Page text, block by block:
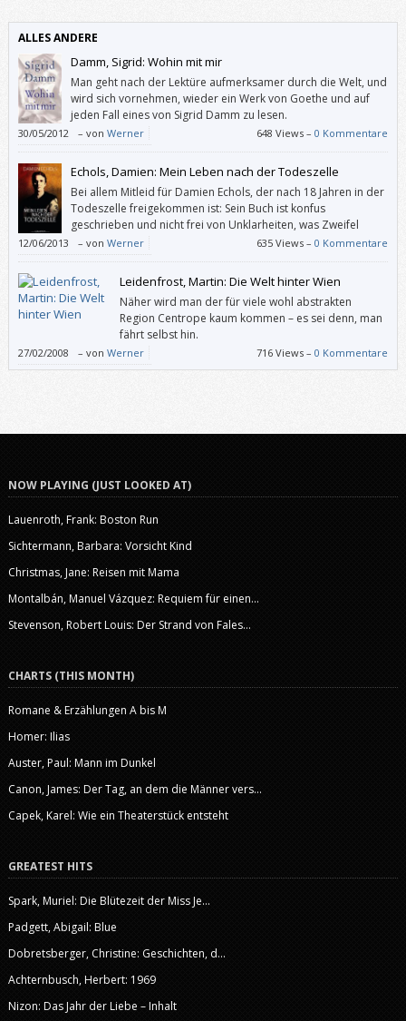
ALLES ANDERE
Damm, Sigrid: Wohin mit mir
Man geht nach der Lektüre aufmerksamer durch die Welt, und
wird sich vornehmen, wieder ein Werk von Goethe und auf
jeden Fall eines von Sigrid Damm zu lesen.
30/05/2012 – von Werner 648 Views –0 Kommentare
Echols, Damien: Mein Leben nach der Todeszelle
Bei allem Mitleid für Damien Echols, der nach 18 Jahren in der
Todeszelle freigekommen ist: Sein Buch ist konfus
geschrieben und nicht frei von Unklarheiten, was Zweifel
aufkommen lässt. Es wird schon vieles stimmen von dem, was
Echols berichtet. Aber was?
12/06/2013 – von Werner 635 Views –0 Kommentare
Leidenfrost, Martin: Die Welt hinter Wien
Näher wird man der für viele wohl abstrakten
Region Centrope kaum kommen – es sei denn, man
fährt selbst hin.
27/02/2008 – von Werner 716 Views –0 Kommentare
NOW PLAYING (JUST LOOKED AT)
Lauenroth, Frank: Boston Run
Sichtermann, Barbara: Vorsicht Kind
Christmas, Jane: Reisen mit Mama
Montalbán, Manuel Vázquez: Requiem für einen...
Stevenson, Robert Louis: Der Strand von Fales...
CHARTS (THIS MONTH)
Romane & Erzählungen A bis M
Homer: Ilias
Auster, Paul: Mann im Dunkel
Canon, James: Der Tag, an dem die Männer vers...
Capek, Karel: Wie ein Theaterstück entsteht
GREATEST HITS
Spark, Muriel: Die Blütezeit der Miss Je...
Padgett, Abigail: Blue
Dobretsberger, Christine: Geschichten, d...
Achternbusch, Herbert: 1969
Nizon: Das Jahr der Liebe – Inhalt